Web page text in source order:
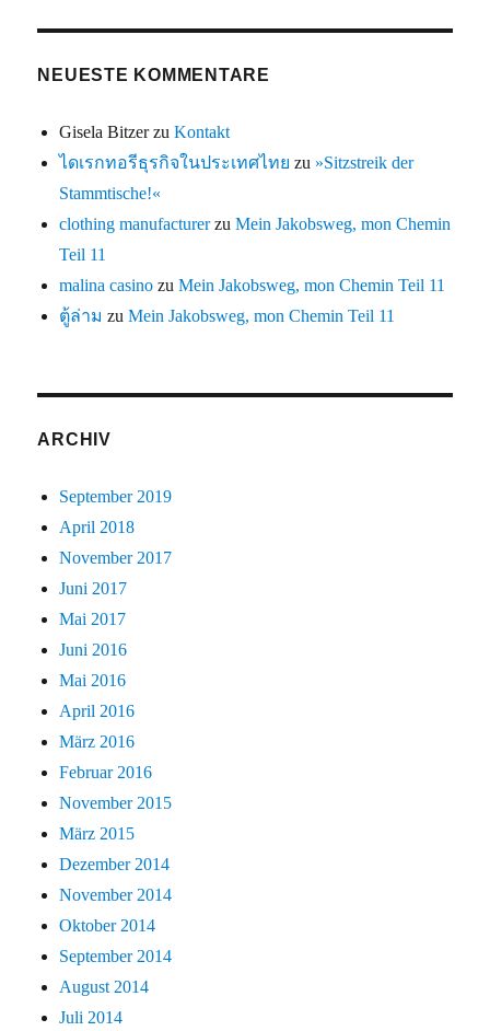
NEUESTE KOMMENTARE
Gisela BitzerzuKontakt
ไดเรกทอรีธุรกิจในประเทศไทย zu »Sitzstreik der
Stammtische!«
clothing manufacturerzuMein Jakobsweg, mon Chemin
Teil 11
malina casino zuMein Jakobsweg, mon Chemin Teil 11
ตู้ล่าม zuMein Jakobsweg, mon Chemin Teil 11
ARCHIV
September 2019
April 2018
November 2017
Juni 2017
Mai 2017
Juni 2016
Mai 2016
April 2016
März 2016
Februar 2016
November 2015
März 2015
Dezember 2014
November 2014
Oktober 2014
September 2014
August 2014
Juli 2014